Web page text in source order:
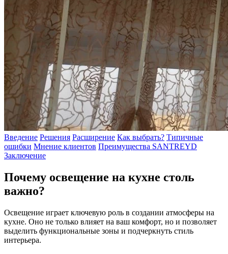
Введение Решения Расширение Как выбрать? Типичные
ошибки Мнение клиентов Преимущества SANTREYD
Заключение
Почему освещение на кухне столь
важно?
Освещение играет ключевую роль в создании атмосферы на
кухне. Оно не только влияет на ваш комфорт, но и позволяет
выделить функциональные зоны и подчеркнуть стиль
интерьера.